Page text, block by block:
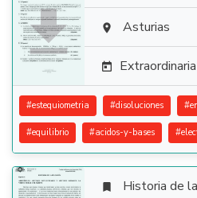
  Asturias

#estequiometria #disoluciones #
#equilibrio #acidos-y-bases #
 Historia de